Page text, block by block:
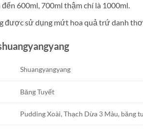
600ml, 700ml thậm chí là 1000ml.
được sử dụng mứt hoa quả trứ danh
Shuangyangyang
Băng Tuyết
Pudding Xoài, Thạch Dừa 3 Màu, băng